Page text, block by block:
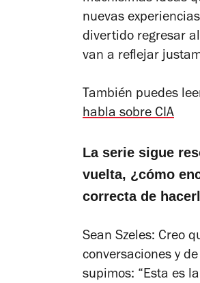
nuevas
divertido regresar al
van a reflejar
También puedes
habla sobre CIA
La serie sigue
vuelta, ¿cómo
correcta de
Sean Szeles: Creo
conversaciones y
supimos: “Esta es